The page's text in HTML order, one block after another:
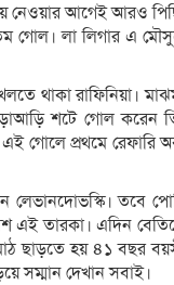
নেওয়ার আগেই আরও
গোল। লা লিগার এ
থাকা রাফিনিয়া।
শটে গোল করেন
গোলে প্রথমে
লেভানদোভস্কি।
তারকা। এদিন
ছাড়তে হয় ৪১ বছর
সম্মান দেখান সবাই।